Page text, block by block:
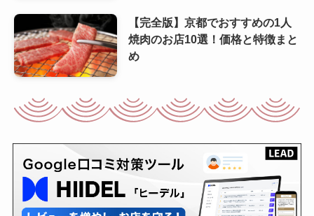
【完全版】京都でおすすめの1人
焼肉のお店10選！価格と特徴まと
め